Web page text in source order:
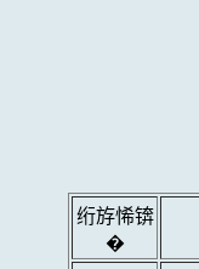
绗斿悕锛
�